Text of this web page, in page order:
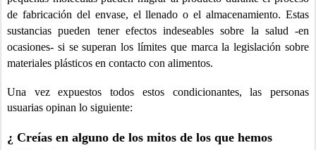
de fabricación del envase, el llenado o el almacenamiento. Estas
sustancias pueden tener efectos indeseables sobre la salud -en
ocasiones- si se superan los límites que marca la legislación sobre
materiales plásticos en contacto con alimentos.
Una vez expuestos todos estos condicionantes, las personas
usuarias opinan lo siguiente:
¿ Creías en alguno de los mitos de los que hemos